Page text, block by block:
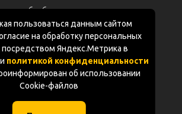
пользоваться данным сайтом
на обработку персональных
Яндекс.Метрика в
политикой конфиденциальности
об использовании
Cookie-файлов
на обработку персональных
данных
конфиденциальности
Документация